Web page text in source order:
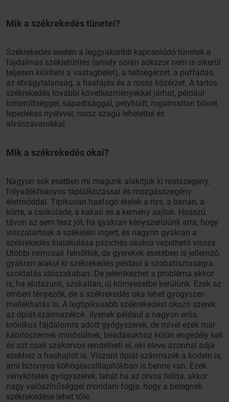
Mik a székrekedés tünetei?
Székrekedés esetén a leggyakoribb kapcsolódó tünetek a
fájdalmas székletürítés (amely során sokszor nem is sikerül
teljesen kiüríteni a vastagbelet), a teltségérzet, a puffadás,
az étvágytalanság, a hasfájás és a rossz közérzet. A tartós
székrekedés további következményekkel járhat, például
kimerültséggel, sápadtsággal, petyhüdt, rugalmatlan bőrrel,
lepedékes nyelvvel, rossz szagú lehelettel és
alvászavarokkal.
Mik a székrekedés okai?
Nagyon sok esetben mi magunk alakítjuk ki rostszegény,
folyadékhiányos táplálkozással és mozgásszegény
életmóddal. Tipikusan hasfogó ételek a rizs, a banán, a
körte, a csokoládé, a kakaó és a kemény sajtok. Hosszú
távon az sem tesz jót, ha gyakran kényszerülünk arra, hogy
visszatartsuk a székelési ingert, és nagyon gyakran a
székrekedés kialakulása pszichés okokra vezethető vissza.
Utóbbi nemcsak felnőttek, de gyerekek esetében is jellemző,
gyakran alakul ki székrekedés például a szobatisztaságra
szoktatás időszakában. De jelentkezhet a probléma akkor
is, ha elutazunk, szokatlan, új környezetbe kerülünk. Ezek az
emberi tényezők, de a székrekedés oka lehet gyógyszer-
mellékhatás is. A legtipikusabb székrekedést okozó szerek
az ópiát-származékok. Ilyenek például a nagyon erős,
krónikus fájdalomra adott gyógyszerek, de mivel ezek már
kábítószernek minősülnek, beadásukhoz külön engedély kell
és azt csak szakorvos rendelheti el, aki eleve azonnal adja
ezekhez a hashajtót is. Viszont ópiát-származék a kodein is,
ami bizonyos köhögéscsillapítókban is benne van. Ezek
vényköteles gyógyszerek, tehát ha az orvos felírja, akkor
nagy valószínűséggel mondani fogja, hogy a betegnek
székrekedése lehet tőle.